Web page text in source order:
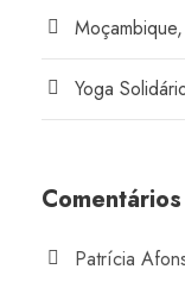
Yoga
Patrícia